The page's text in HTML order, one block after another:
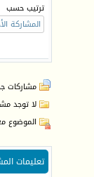
ترتيب حسب
مشاركات
لا توجد
الموضوع
تعليمات